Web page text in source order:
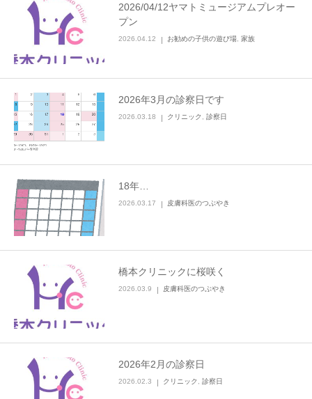
2026/04/12ヤマトミュージアムプレオー
プン
2026.04.12 お勧めの子供の遊び場 家族
2026年3月の診察日です
2026.03.18 クリニック 診察日
18年…
2026.03.17 皮膚科医のつぶやき
橋本クリニックに桜咲く
2026.03.9 皮膚科医のつぶやき
2026年2月の診察日
2026.02.3 クリニック , 診察日